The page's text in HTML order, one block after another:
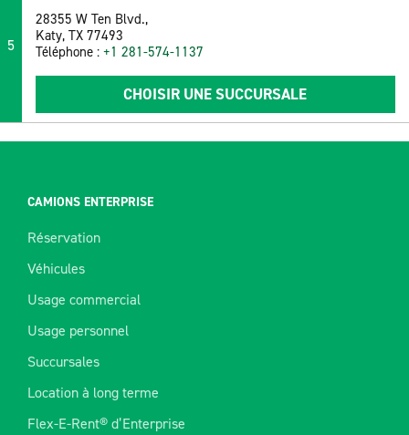
5
28355 W Ten Blvd.,
Katy, TX 77493
Téléphone : +1 281-574-1137
CHOISIR UNE SUCCURSALE
CAMIONS ENTERPRISE
Réservation
Véhicules
Usage commercial
Usage personnel
Succursales
Location à long terme
Flex-E-Rent® d’Enterprise